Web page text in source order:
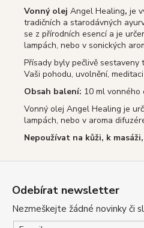
Vonný olej Angel Healing, je
tradičních a starodávných
se z přírodních esencí a je
lampách, nebo v sonických
Přísady byly pečlivě sestaveny
Vaši pohodu, uvolnění,
Obsah balení: 10 ml vonného
Vonný olej Angel Healing je
lampách, nebo v aroma
Nepoužívat na kůži, k
Odebírat newsletter
Nezmeškejte žádné novinky či